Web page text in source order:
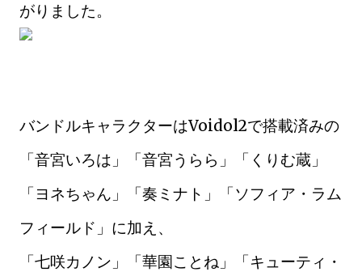
がりました。
バンドルキャラクターはVoidol2で搭載済みの
「音宮いろは」「音宮うらら」「くりむ蔵」
「ヨネちゃん」「奏ミナト」「ソフィア・ラム
フィールド」に加え、
「七咲カノン」「華園ことね」「キューティ・